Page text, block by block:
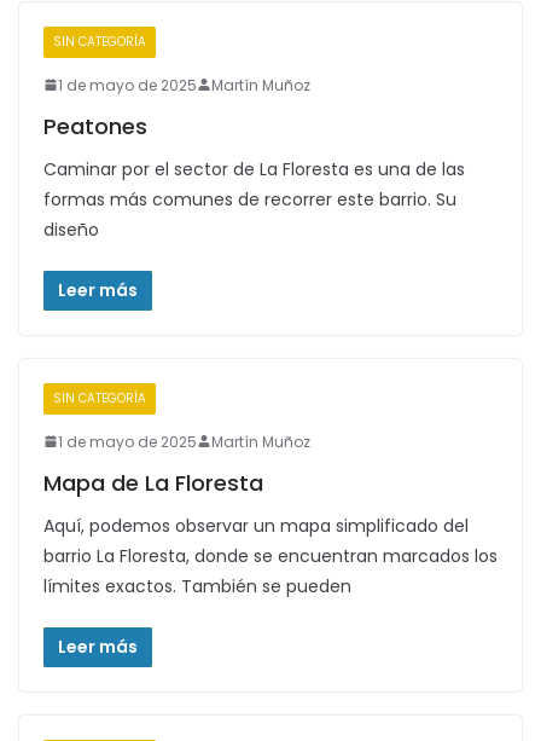
SIN CATEGORÍA
1 de mayo de 2025 Martín Muñoz
Peatones
Caminar por el sector de La Floresta es una de las
formas más comunes de recorrer este barrio. Su
diseño
Leer más
SIN CATEGORÍA
1 de mayo de 2025 Martín Muñoz
Mapa de La Floresta
Aquí, podemos observar un mapa simplificado del
barrio La Floresta, donde se encuentran marcados los
límites exactos. También se pueden
Leer más